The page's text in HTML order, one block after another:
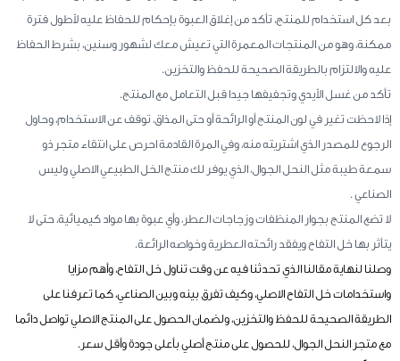
بعد كل استخدام للمنتج، تأكد من إغلاق العبوة بإحكام للحفاظ عليه لأطول فترة
ممكنة، وهو من المنتجات المعمرة التي تعيش معك لشهور وسنين، بشرط الحفاظ
عليه والالتزام بالطريقة الصحيحة للحفظ والتخزين.
تأكد من غسل الأيدي وتجفيفها جيدا قبل التعامل مع المنتج.
إذا لاحظت تغير في لون المنتج أو الرائحة أو حتى المذاق، توقف عن الاستخدام، وحاول
الرجوع للمصدر الذي اشتريته منه، وفي المرة القادمة احرص على انتقاء متجر ذو
سمعة طيبة مثل النحل الجوال، الذي يوفر لك منتج الخل الطبيعي الاصلي وليس
الصناعي .
لا تضع المنتج بجوار المنظفات وزجاجات العطر، وأي عبوة بها مواد كيميائية، حتى لا
يتأثر بها خل التفاح ويفقد رائحته العطرية وخواصه الرائعة.
وصلنا لنهاية مقالنا الذي تحدثنا فيه عن وقت تناول خل التفاح، وأهم مزايا
واستخدامات خل التفاح الاصلي، وكيف تفرق بينه وبين الصناعي، كما تعرفنا على
الطريقة الصحيحة للحفظ والتخزين، ولضمان الحصول على المنتج الاصلي تواصل دائما
مع متجر النحل الجوال، للحصول على منتج أصلي بأعلى جودة وأقل سعر.